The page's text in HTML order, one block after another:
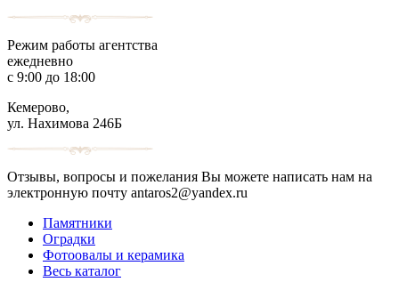
Режим работы агентства
ежедневно
с 9:00 до 18:00
Кемерово,
ул. Нахимова 246Б
Отзывы, вопросы и пожелания Вы можете написать нам на
электронную почту antaros2@yandex.ru
Памятники
Оградки
Фотоовалы и керамика
Весь каталог